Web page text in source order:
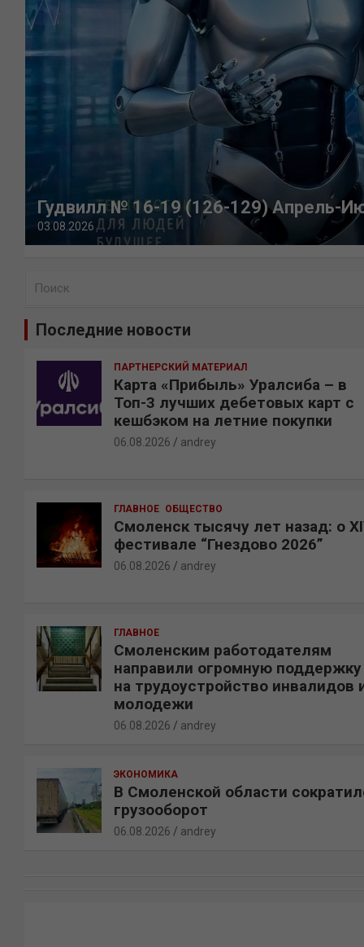
Гудвилл № 16-19 (126-129) Апрель-
03.08.2026
Последние новости
ПАРТНЕРСКИЙ МАТЕРИАЛ
Карта «Прибыль» Уралсиба – в
Топ-3 лучших дебетовых карт с
кешбэком на летние покупки
06.08.2026 andrey
ГЛАВНОЕ ОБЩЕСТВО
Смоленск тысячу лет назад: о
фестивале “Гнездово 2026”
06.08.2026 andrey
ГЛАВНОЕ
Смоленским работодателям
направили огромную поддержку
на трудоустройство инвалидов
молодежи
06.08.2026 andrey
ЭКОНОМИКА
В Смоленской области
грузооборот
06.08.2026 andrey